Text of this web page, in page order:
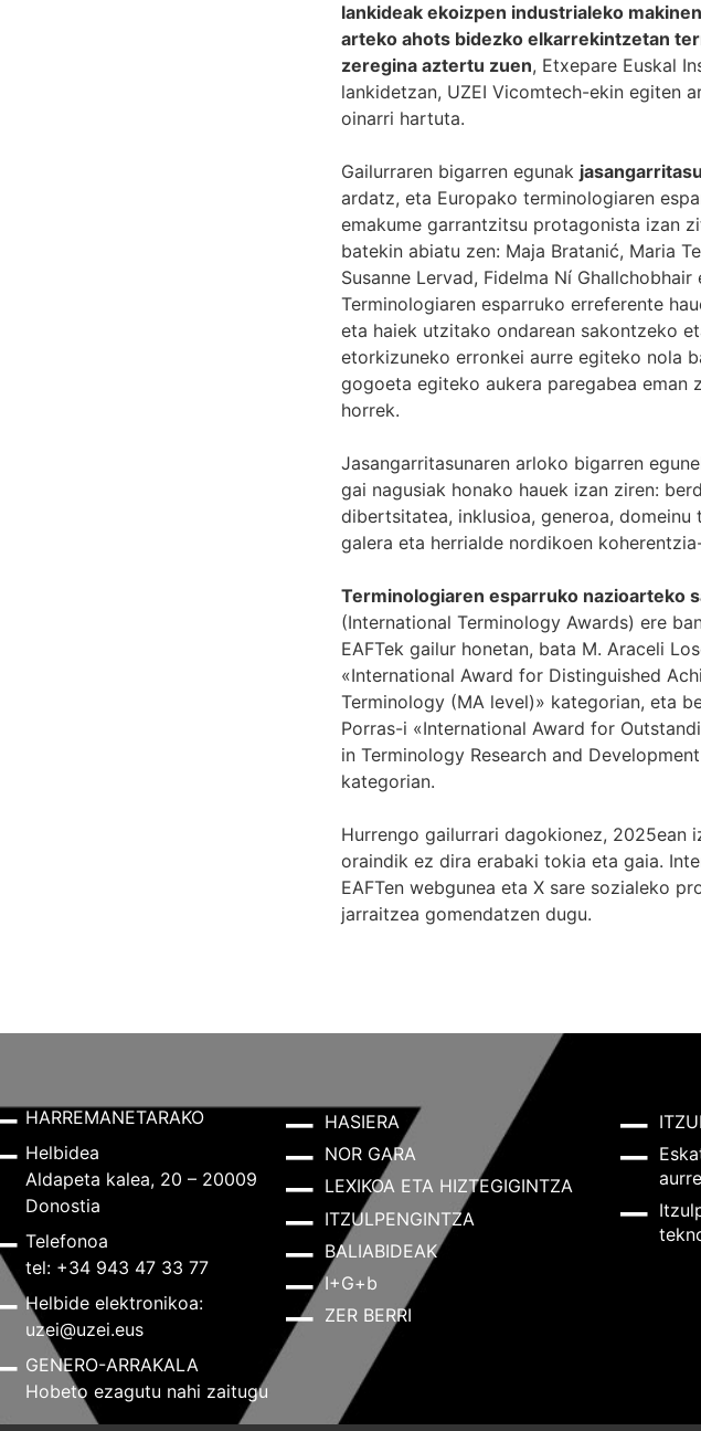
lankideak ekoizpen industrialeko
arteko ahots bidezko elkarrekintzetan
zeregina aztertu zuen, Etxepare Euskal
lankidetzan, UZEI Vicomtech-ekin egiten
oinarri hartuta.
Gailurraren bigarren egunak
ardatz, eta Europako terminologiaren
emakume garrantzitsu protagonista izan
batekin abiatu zen: Maja Bratanić, Maria
Susanne Lervad, Fidelma Ní Ghallchobhair
Terminologiaren esparruko erreferente
eta haiek utzitako ondarean sakontzeko
etorkizuneko erronkei aurre egiteko nola
gogoeta egiteko aukera paregabea eman
horrek.
Jasangarritasunaren arloko bigarren
gai nagusiak honako hauek izan ziren:
dibertsitatea, inklusioa, generoa, domeinu
galera eta herrialde nordikoen
Terminologiaren esparruko nazioarteko
(International Terminology Awards) ere
EAFTek gailur honetan, bata M. Araceli
«International Award for Distinguished
Terminology (MA level)» kategorian, eta
Porras-i «International Award for
in Terminology Research and
kategorian.
Hurrengo gailurrari dagokionez, 2025ean
oraindik ez dira erabaki tokia eta gaia.
EAFTen webgunea eta X sare sozialeko
jarraitzea gomendatzen dugu.
HARREMANETARAKO
Helbidea
Aldapeta kalea, 20 – 20009
Donostia
Telefonoa
tel: +34 943 47 33 77
Helbide elektronikoa:
uzei@uzei.eus
GENERO-ARRAKALA
Hobeto ezagutu nahi zaitugu
HASIERA
NOR GARA
LEXIKOA ETA HIZTEGIGINTZA
ITZULPENGINTZA
BALIABIDEAK
I+G+b
ZER BERRI